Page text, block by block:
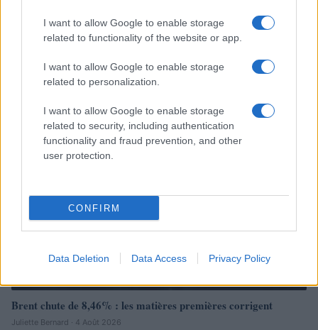
I want to allow Google to enable storage
related to functionality of the website or app.
I want to allow Google to enable storage
related to personalization.
I want to allow Google to enable storage
related to security, including authentication
functionality and fraud prevention, and other
user protection.
CONFIRM
Data Deletion Data Access Privacy Policy
Bourses européennes : l’impact des négociations sur le détroit
d’Ormuz
Thomas Lefevre · 6 Août 2026
NEWS
Brent chute de 8,46% : les matières premières corrigent
Juliette Bernard · 4 Août 2026